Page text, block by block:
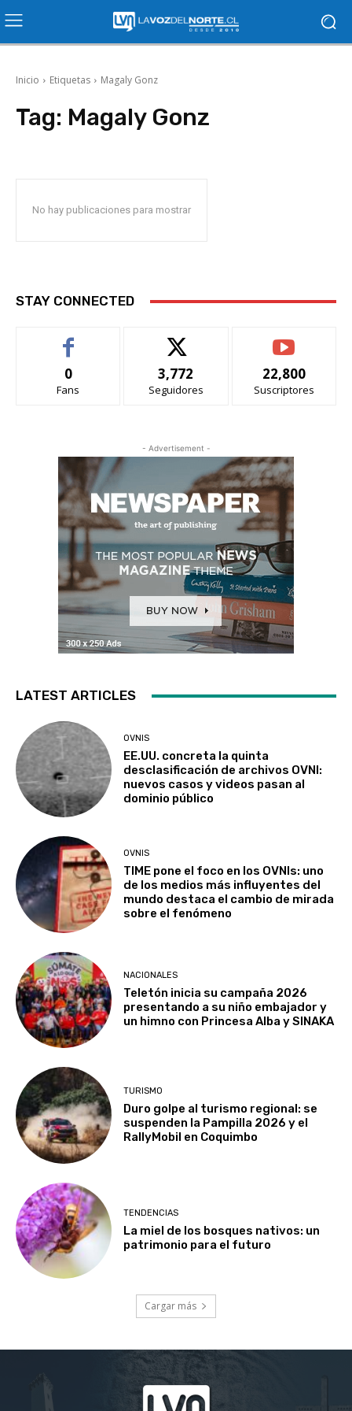
Inicio Etiquetas Magaly Gonz
Tag: Magaly Gonz
No hay publicaciones para mostrar
STAY CONNECTED
0
Fans
3,772
Seguidores
22,800
Suscriptores
- Advertisement -
LATEST ARTICLES
OVNIS
EE.UU. concreta la quinta
desclasificación de archivos OVNI:
nuevos casos y videos pasan al
dominio público
OVNIS
TIME pone el foco en los OVNIs: uno
de los medios más influyentes del
mundo destaca el cambio de mirada
sobre el fenómeno
NACIONALES
Teletón inicia su campaña 2026
presentando a su niño embajador y
un himno con Princesa Alba y SINAKA
TURISMO
Duro golpe al turismo regional: se
suspenden la Pampilla 2026 y el
RallyMobil en Coquimbo
TENDENCIAS
La miel de los bosques nativos: un
patrimonio para el futuro
Cargar más